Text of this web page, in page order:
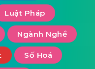
Luật Pháp
Ngành Nghề
Số Hoá